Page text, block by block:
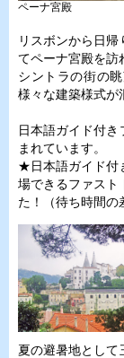
ペーナ宮殿
リスボンから日
てペーナ宮殿を訪
シントラの街の
様々な建築様式が
日本語ガイド付
まれています。
★日本語ガイド付
場できるファスト
た！（待ち時間の
夏の避暑地として